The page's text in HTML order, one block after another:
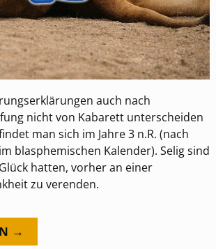
auch nach
nicht von Kabarett unterscheiden
man sich im Jahre 3 n.R. (nach
blasphemischen Kalender). Selig sind
hatten, vorher an einer
zu verenden.
→